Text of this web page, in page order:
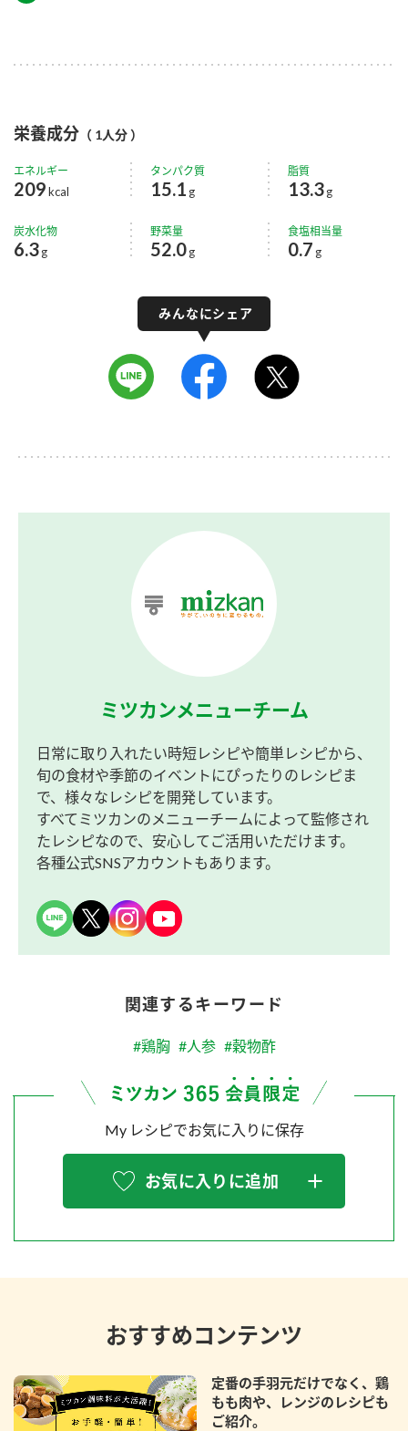
栄養成分 （ 1人分 ）
エネルギー
209kcal
タンパク質
15.1 g
脂質
13.3 g
炭水化物
6.3g
野菜量
52.0g
食塩相当量
0.7 g
ミツカンメニューチーム
日常に取り入れたい時短レシピや簡単レシピから、
旬の食材や季節のイベントにぴったりのレシピま
で、様々なレシピを開発しています。
すべてミツカンのメニューチームによって監修され
たレシピなので、安心してご活用いただけます。
各種公式SNSアカウントもあります。
関連するキーワード
#鶏胸 #人参 #穀物酢
My レシピでお気に入りに保存
お気に入りに追加
おすすめコンテンツ
定番の手羽元だけでなく、鶏
もも肉や、レンジのレシピも
ご紹介。